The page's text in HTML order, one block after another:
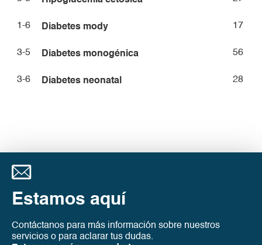
1-6 Diabetes mody 17
3-5 Diabetes monogénica 56
3-6 Diabetes neonatal 28
Estamos aquí
Contáctanos para más información sobre nuestros
servicios o para aclarar tus dudas.